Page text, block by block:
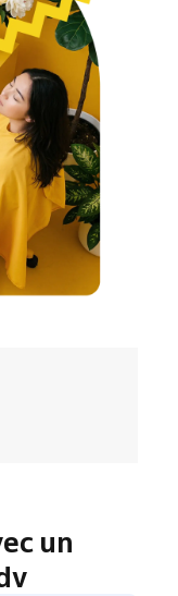
un